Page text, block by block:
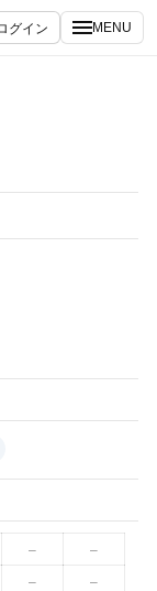
グイン MENU
–
–
– –